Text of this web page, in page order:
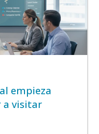
empieza
a visitar